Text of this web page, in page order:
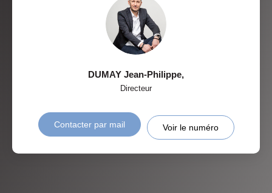
DUMAY Jean-Philippe,
Directeur
Contacter par mail Voir le numéro